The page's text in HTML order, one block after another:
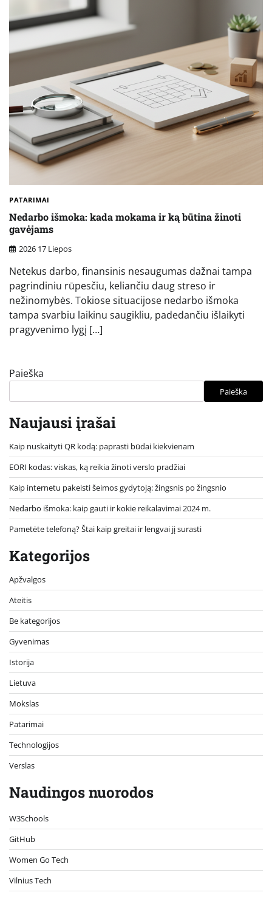
PATARIMAI
Nedarbo išmoka: kada mokama ir ką būtina žinoti
gavėjams
2026 17 Liepos
Netekus darbo, finansinis nesaugumas dažnai tampa
pagrindiniu rūpesčiu, keliančiu daug streso ir
nežinomybės. Tokiose situacijose nedarbo išmoka
tampa svarbiu laikinu saugikliu, padedančiu išlaikyti
pragyvenimo lygį […]
Paieška
Paieška
Naujausi įrašai
Kaip nuskaityti QR kodą: paprasti būdai kiekvienam
EORI kodas: viskas, ką reikia žinoti verslo pradžiai
Kaip internetu pakeisti šeimos gydytoją: žingsnis po žingsnio
Nedarbo išmoka: kaip gauti ir kokie reikalavimai 2024 m.
Pametėte telefoną? Štai kaip greitai ir lengvai jį surasti
Kategorijos
Apžvalgos
Ateitis
Be kategorijos
Gyvenimas
Istorija
Lietuva
Mokslas
Patarimai
Technologijos
Verslas
Naudingos nuorodos
W3Schools
GitHub
Women Go Tech
Vilnius Tech